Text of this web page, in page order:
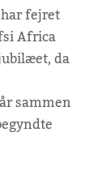
fejret
Africa
da
sammen